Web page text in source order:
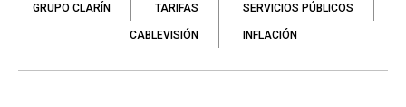
GRUPO CLARÍN TARIFAS SERVICIOS PÚBLICOS
CABLEVISIÓN INFLACIÓN